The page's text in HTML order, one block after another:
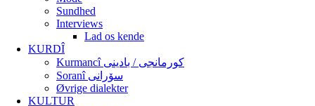
Sundhed
Interviews
Lad os kende
KURDÎ
Kurmancî کورمانجی / بادینی
Soranî سۆرانی
Øvrige dialekter
KULTUR